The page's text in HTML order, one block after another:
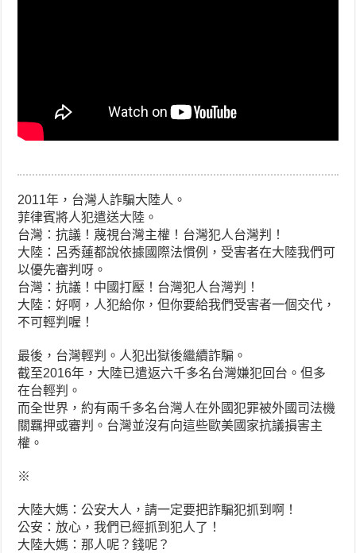
2011年，台灣人詐騙大陸人。
菲律賓將人犯遣送大陸。
台灣：抗議！蔑視台灣主權！台灣犯人台灣判！
大陸：呂秀蓮都說依據國際法慣例，受害者在大陸我們可
以優先審判呀。
台灣：抗議！中國打壓！台灣犯人台灣判！
大陸：好啊，人犯給你，但你要給我們受害者一個交代，
不可輕判喔！
最後，台灣輕判。人犯出獄後繼續詐騙。
截至2016年，大陸已遣返六千多名台灣嫌犯回台。但多
在台輕判。
而全世界，約有兩千多名台灣人在外國犯罪被外國司法機
關羈押或審判。台灣並沒有向這些歐美國家抗議損害主
權。
※
大陸大媽：公安大人，請一定要把詐騙犯抓到啊！
公安：放心，我們已經抓到犯人了！
大陸大媽：那人呢？錢呢？